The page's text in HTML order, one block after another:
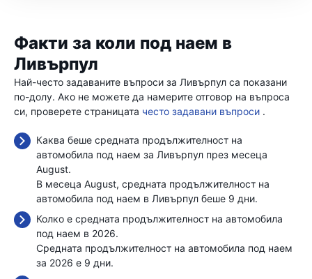
Факти за коли под наем в
Ливърпул
Най-често задаваните въпроси за Ливърпул са показани
по-долу. Ако не можете да намерите отговор на въпроса
си, проверете страницата често задавани въпроси .
Каква беше средната продължителност на
автомобила под наем за Ливърпул през месеца
August.
В месеца August, средната продължителност на
автомобила под наем в Ливърпул беше 9 дни.
Колко е средната продължителност на автомобила
под наем в 2026.
Средната продължителност на автомобила под наем
за 2026 е 9 дни.